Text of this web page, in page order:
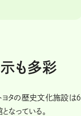
も多彩
ヨタの歴史文化施設は6
なっている。